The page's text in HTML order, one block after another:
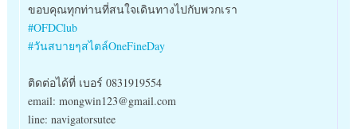
ขอบคุณทุกท่านที่สนใจเดินทางไปกับพวกเรา
#OFDClub
#วันสบายๆสไตล์OneFineDay
ติดต่อได้ที่ เบอร์ 0831919554
email: mongwin123@gmail.com
line: navigatorsutee